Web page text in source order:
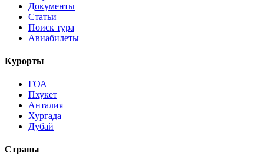
Документы
Статьи
Поиск тура
Авиабилеты
Курорты
ГОА
Пхукет
Анталия
Хургада
Дубай
Страны